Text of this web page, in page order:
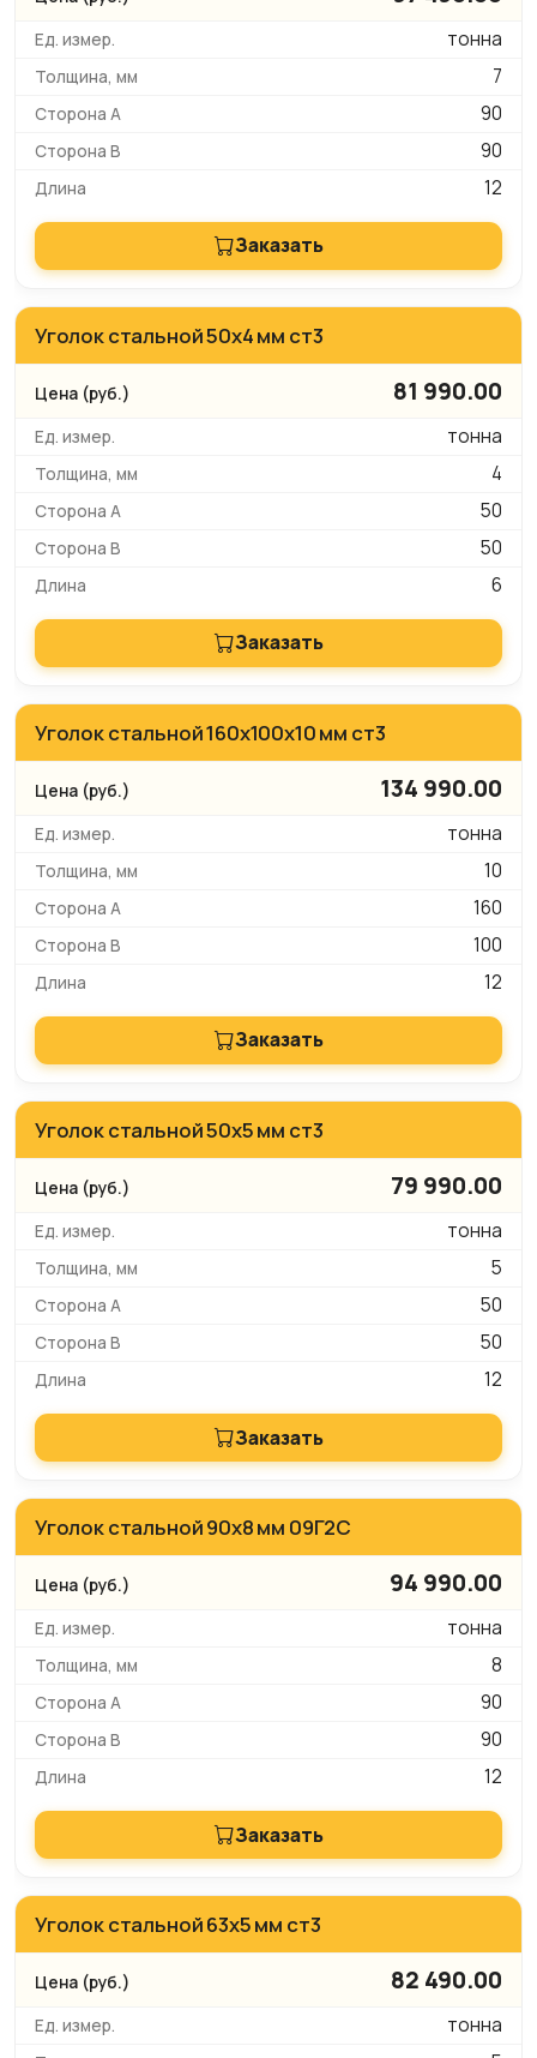
тонна
7
90
90
12
Заказать
Уголок стальной 50х4 мм ст3
81 990.00
тонна
4
50
50
6
Заказать
Уголок стальной 160x100x10 мм ст3
134 990.00
тонна
10
160
100
12
Заказать
Уголок стальной 50х5 мм ст3
79 990.00
тонна
5
50
50
12
Заказать
Уголок стальной 90х8 мм 09Г2С
94 990.00
тонна
8
90
90
12
Заказать
Уголок стальной 63х5 мм ст3
82 490.00
тонна